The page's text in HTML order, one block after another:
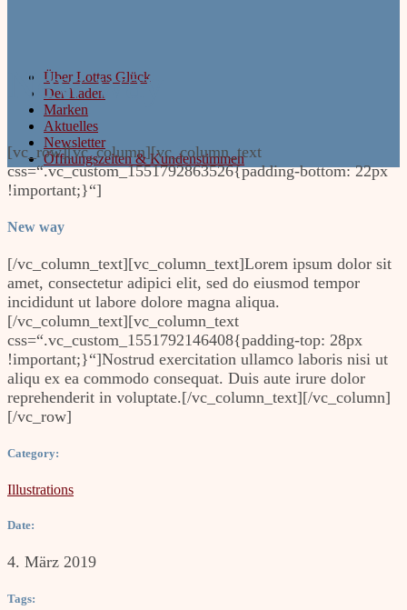
Über Lottas Glück
Der Laden
Marken
Aktuelles
Newsletter
Öffnungszeiten & Kundenstimmen
New way
[vc_row][vc_column][vc_column_text
css=“.vc_custom_1551792863526{padding-bottom: 22px
!important;}“]
New way
[/vc_column_text][vc_column_text]Lorem ipsum dolor sit
amet, consectetur adipici elit, sed do eiusmod tempor
incididunt ut labore dolore magna aliqua.
[/vc_column_text][vc_column_text
css=“.vc_custom_1551792146408{padding-top: 28px
!important;}“]Nostrud exercitation ullamco laboris nisi ut
aliqu ex ea commodo consequat. Duis aute irure dolor
reprehenderit in voluptate.[/vc_column_text][/vc_column]
[/vc_row]
Category:
Illustrations
Date:
4. März 2019
Tags: